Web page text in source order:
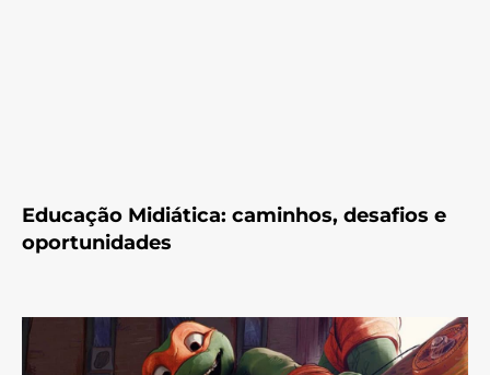
Educação Midiática: caminhos, desafios e
oportunidades